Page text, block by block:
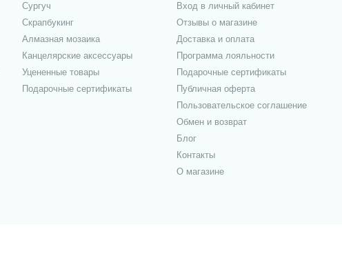
Сургуч
Скрапбукинг
Алмазная мозаика
Канцелярские аксессуары
Уцененные товары
Подарочные сертификаты
Вход в личный кабинет
Отзывы о магазине
Доставка и оплата
Программа лояльности
Подарочные сертификаты
Публичная оферта
Пользовательское соглашение
Обмен и возврат
Блог
Контакты
О магазине